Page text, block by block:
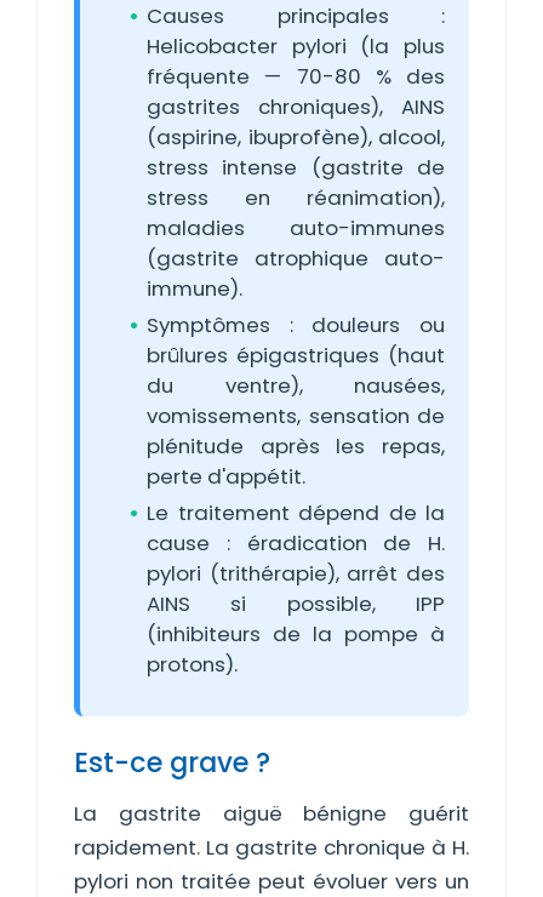
Causes principales :
Helicobacter pylori (la plus
fréquente — 70-80 % des
gastrites chroniques), AINS
(aspirine, ibuprofène), alcool,
stress intense (gastrite de
stress en réanimation),
maladies auto-immunes
(gastrite atrophique auto-
immune).
Symptômes : douleurs ou
brûlures épigastriques (haut
du ventre), nausées,
vomissements, sensation de
plénitude après les repas,
perte d'appétit.
Le traitement dépend de la
cause : éradication de H.
pylori (trithérapie), arrêt des
AINS si possible, IPP
(inhibiteurs de la pompe à
protons).
Est-ce grave ?
La gastrite aiguë bénigne guérit
rapidement. La gastrite chronique à H.
pylori non traitée peut évoluer vers un